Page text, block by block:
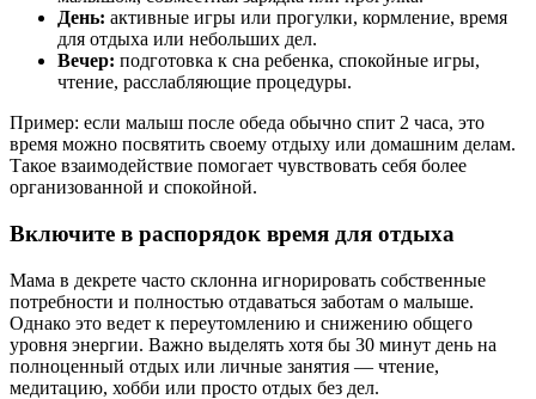
День: активные игры или прогулки, кормление, время
для отдыха или небольших дел.
Вечер: подготовка к сна ребенка, спокойные игры,
чтение, расслабляющие процедуры.
Пример: если малыш после обеда обычно спит 2 часа, это
время можно посвятить своему отдыху или домашним делам.
Такое взаимодействие помогает чувствовать себя более
организованной и спокойной.
Включите в распорядок время для отдыха
Мама в декрете часто склонна игнорировать собственные
потребности и полностью отдаваться заботам о малыше.
Однако это ведет к переутомлению и снижению общего
уровня энергии. Важно выделять хотя бы 30 минут день на
полноценный отдых или личные занятия — чтение,
медитацию, хобби или просто отдых без дел.